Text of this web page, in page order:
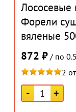
Лососевые
Форели
вяленые
872 ₽/ по
2
- +